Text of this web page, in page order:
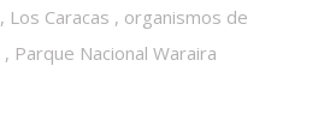
, Los Caracas , organismos de
, Parque Nacional Waraira